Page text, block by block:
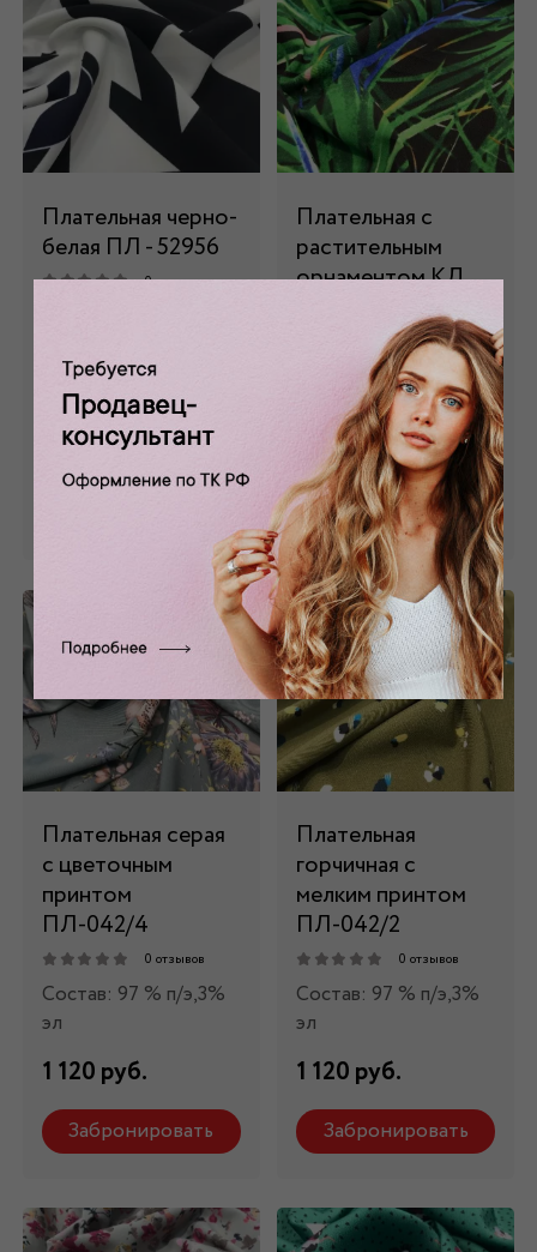
Плательная черно-
белая ПЛ - 52956
0 отзывов
1 180 руб.
Забронировать
Плательная с
растительным
орнаментом КД
0 отзывов
Состав: 97 % п/э,3%
1 280 руб.
Забронировать
Плательная серая
с цветочным
принтом
ПЛ-042/4
0 отзывов
Состав: 97 % п/э,3%
эл
1 120 руб.
Забронировать
Плательная
горчичная с
мелким принтом
ПЛ-042/2
0 отзывов
Состав: 97 % п/э,3%
эл
1 120 руб.
Забронировать